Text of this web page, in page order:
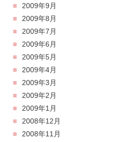
2009年9月
2009年8月
2009年7月
2009年6月
2009年5月
2009年4月
2009年3月
2009年2月
2009年1月
2008年12月
2008年11月